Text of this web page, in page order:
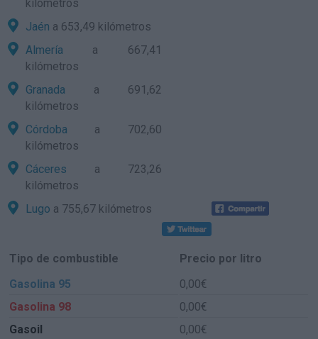
kilómetros
Jaén a 653,49 kilómetros
Almería a 667,41
kilómetros
Granada a 691,62
kilómetros
Córdoba a 702,60
kilómetros
Cáceres a 723,26
kilómetros
Lugo a 755,67 kilómetros
Tipo de combustible
Precio por litro
Gasolina 95
0,00€
Gasolina 98
0,00€
Gasoil
0,00€